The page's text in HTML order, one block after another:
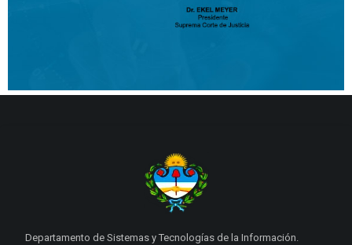
Departamento de Sistemas y Tecnologías de la Información.